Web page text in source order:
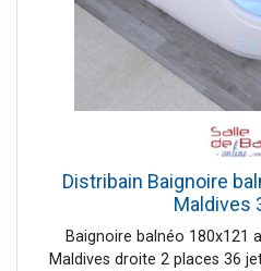
Distribain Baignoire
Maldives
Baignoire balnéo 180x121
Maldives droite 2 places 36